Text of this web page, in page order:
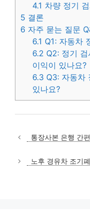
4.1 차량 정기
5 결론
6 자주 묻는 질문
6.1 Q1: 자동차
6.2 Q2: 정기
이익이 있나요?
6.3 Q3: 자동차
있나요?
통장사본 은행 간
노후 경유차 조기